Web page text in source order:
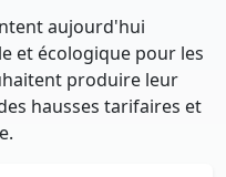
aujourd'hui
et écologique pour les
produire leur
hausses tarifaires et